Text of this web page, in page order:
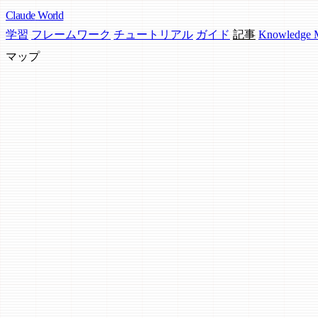
Claude World
学習 フレームワーク チュートリアル ガイド 記事 Knowledge
マップ